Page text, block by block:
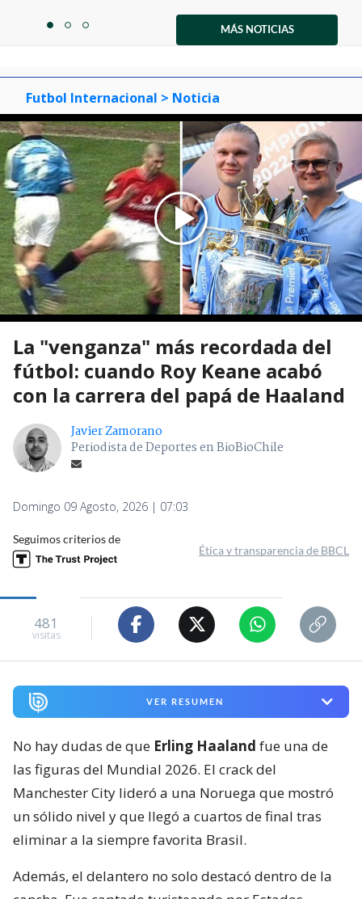
itemitemitem
MÁS NOTICIAS
Futbol Internacional > Noticia
La "venganza" más recordada del
fútbol: cuando Roy Keane acabó
con la carrera del papá de Haaland
Javier Zamorano
Periodista de Deportes en BioBioChile
Domingo 09 Agosto, 2026 | 07:03
Seguimos criterios de
Ética y transparencia de BBCL
481
visitas
VER RESUMEN
No hay dudas de que Erling Haaland fue una de
las figuras del Mundial 2026. El crack del
Manchester City lideró a una Noruega que mostró
un sólido nivel y que llegó a cuartos de final tras
eliminar a la siempre favorita Brasil.
Además, el delantero no solo destacó dentro de la